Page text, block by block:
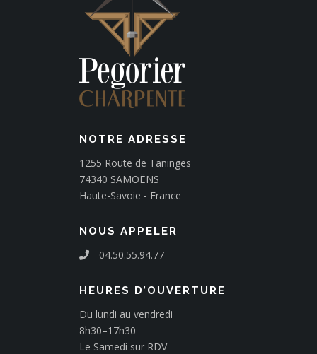
NOTRE ADRESSE
1255 Route de Taninges
74340 SAMOËNS
Haute-Savoie - France
NOUS APPELER
04.50.55.94.77
HEURES D’OUVERTURE
Du lundi au vendredi
8h30–17h30
Le Samedi sur RDV